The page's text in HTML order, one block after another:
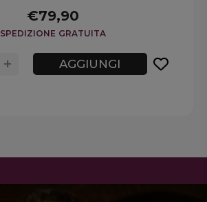
€79,90
SPEDIZIONE GRATUITA
+ AGGIUNGI